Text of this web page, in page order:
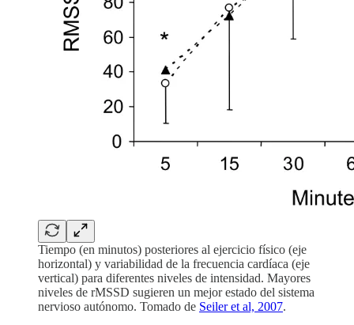
Tiempo (en minutos) posteriores al ejercicio físico (eje
horizontal) y variabilidad de la frecuencia cardíaca (eje
vertical) para diferentes niveles de intensidad. Mayores
niveles de rMSSD sugieren un mejor estado del sistema
nervioso autónomo. Tomado de Seiler et al, 2007.